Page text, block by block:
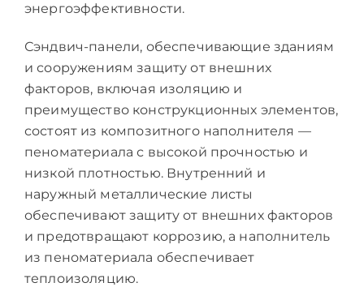
энергоэффективности.
Сэндвич-панели, обеспечивающие зданиям
и сооружениям защиту от внешних
факторов, включая изоляцию и
преимущество конструкционных элементов,
состоят из композитного наполнителя —
пеноматериала с высокой прочностью и
низкой плотностью. Внутренний и
наружный металлические листы
обеспечивают защиту от внешних факторов
и предотвращают коррозию, а наполнитель
из пеноматериала обеспечивает
теплоизоляцию.